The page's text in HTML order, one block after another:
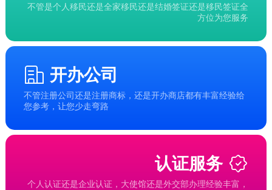
不管是个人移民还是全家移民还是结婚签证还是移民签证全
方位为您服务
开办公司
不管注册公司还是注册商标，还是开办商店都有丰富经验给
您参考，让您少走弯路
认证服务
个人认证还是企业认证，大使馆还是外交部办理经验丰富，